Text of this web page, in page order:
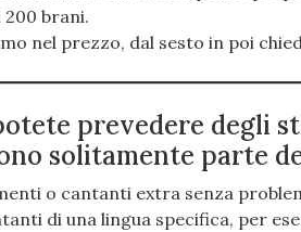
brani.
nel prezzo, dal sesto in poi
prevedere degli
solitamente parte
o cantanti extra senza
di una lingua specifica, per